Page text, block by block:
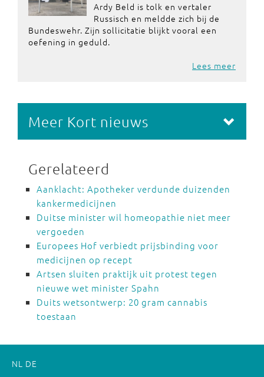
Ardy Beld is tolk en vertaler
Russisch en meldde zich bij de
Bundeswehr. Zijn sollicitatie blijkt vooral een
oefening in geduld.
Lees meer
Meer Kort nieuws
Gerelateerd
Aanklacht: Apotheker verdunde duizenden
kankermedicijnen
Duitse minister wil homeopathie niet meer
vergoeden
Europees Hof verbiedt prijsbinding voor
medicijnen op recept
Artsen sluiten praktijk uit protest tegen
nieuwe wet minister Spahn
Duits wetsontwerp: 20 gram cannabis
toestaan
NL DE